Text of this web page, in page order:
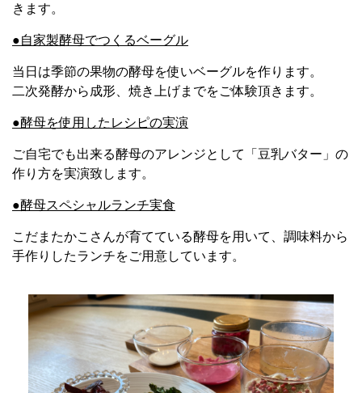
きます。
●自家製酵母でつくるベーグル
当日は季節の果物の酵母を使いベーグルを作ります。
二次発酵から成形、焼き上げまでをご体験頂きます。
●酵母を使用したレシピの実演
ご自宅でも出来る酵母のアレンジとして「豆乳バター」の
作り方を実演致します。
●酵母スペシャルランチ実食
こだまたかこさんが育てている酵母を用いて、調味料から
手作りしたランチをご用意しています。